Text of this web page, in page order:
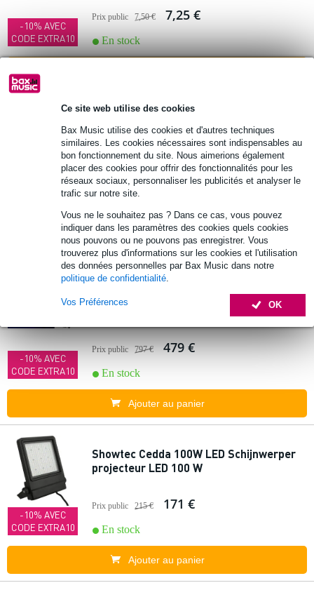
Ce site web utilise des cookies
Bax Music utilise des cookies et d'autres techniques
similaires. Les cookies nécessaires sont indispensables au
bon fonctionnement du site. Nous aimerions également
placer des cookies pour offrir des fonctionnalités pour les
réseaux sociaux, personnaliser les publicités et analyser le
trafic sur notre site.
Vous ne le souhaitez pas ? Dans ce cas, vous pouvez
indiquer dans les paramètres des cookies quels cookies
nous pouvons ou ne pouvons pas enregistrer. Vous
trouverez plus d'informations sur les cookies et l'utilisation
des données personnelles par Bax Music dans notre
politique de confidentialité
OK
Vos Préférences
-10% AVEC
CODE EXTRA10
Prix public 7,50 € 7,25 €
En stock
-10% AVEC
CODE EXTRA10
Prix public 92 € 83 €
En stock
Ajouter au panier
-10% AVEC
CODE EXTRA10
2 avis
Showtec Shark Wash Zoom Two lyre
Prix public 797 € 479 €
En stock
Ajouter au panier
-10% AVEC
CODE EXTRA10
Showtec Cedda 100W LED Schijnwerper
projecteur LED 100 W
Prix public 215 € 171 €
En stock
Ajouter au panier